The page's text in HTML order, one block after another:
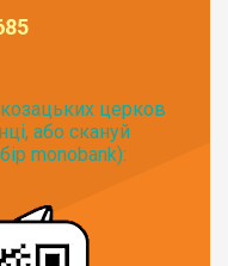
церков
або скануй
monobank):